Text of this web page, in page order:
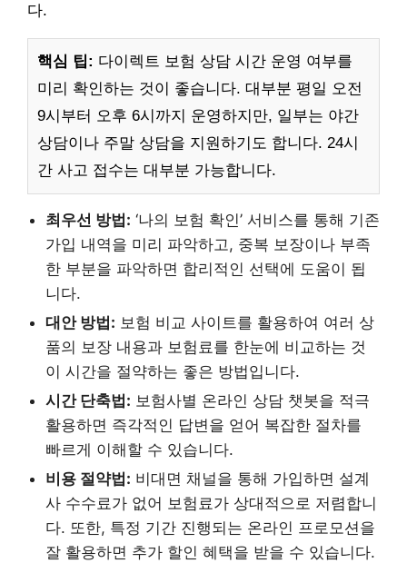
다.
핵심 팁: 다이렉트 보험 상담 시간 운영 여부를
미리 확인하는 것이 좋습니다. 대부분 평일 오전
9시부터 오후 6시까지 운영하지만, 일부는 야간
상담이나 주말 상담을 지원하기도 합니다. 24시
간 사고 접수는 대부분 가능합니다.
최우선 방법: ‘나의 보험 확인’ 서비스를 통해 기존
가입 내역을 미리 파악하고, 중복 보장이나 부족
한 부분을 파악하면 합리적인 선택에 도움이 됩
니다.
대안 방법: 보험 비교 사이트를 활용하여 여러 상
품의 보장 내용과 보험료를 한눈에 비교하는 것
이 시간을 절약하는 좋은 방법입니다.
시간 단축법: 보험사별 온라인 상담 챗봇을 적극
활용하면 즉각적인 답변을 얻어 복잡한 절차를
빠르게 이해할 수 있습니다.
비용 절약법: 비대면 채널을 통해 가입하면 설계
사 수수료가 없어 보험료가 상대적으로 저렴합니
다. 또한, 특정 기간 진행되는 온라인 프로모션을
잘 활용하면 추가 할인 혜택을 받을 수 있습니다.